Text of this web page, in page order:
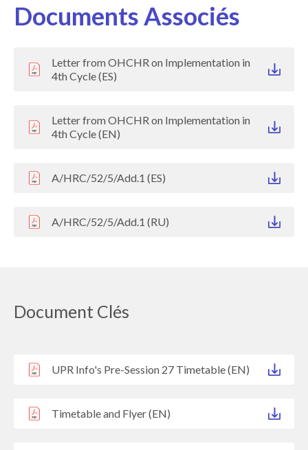
Documents Associés
Letter from OHCHR on Implementation in
4th Cycle (ES)
Letter from OHCHR on Implementation in
4th Cycle (EN)
A/HRC/52/5/Add.1 (ES)
A/HRC/52/5/Add.1 (RU)
Document Clés
UPR Info's Pre-Session 27 Timetable (EN)
Timetable and Flyer (EN)